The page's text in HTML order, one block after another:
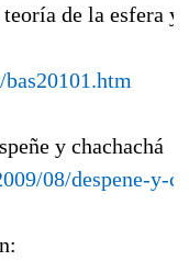
de la esfera y
y chachachá
08/despene-y-